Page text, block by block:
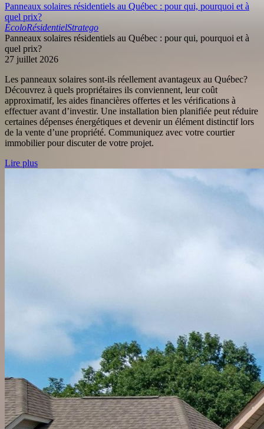
Panneaux solaires résidentiels au Québec : pour qui, pourquoi et à
quel prix?
ÉcoloRésidentielStratego
Panneaux solaires résidentiels au Québec : pour qui, pourquoi et à
quel prix?
27 juillet 2026
Les panneaux solaires sont-ils réellement avantageux au Québec?
Découvrez à quels propriétaires ils conviennent, leur coût
approximatif, les aides financières offertes et les vérifications à
effectuer avant d’investir. Une installation bien planifiée peut réduire
certaines dépenses énergétiques et devenir un élément distinctif lors
de la vente d’une propriété. Communiquez avec votre courtier
immobilier pour discuter de votre projet.
Lire plus